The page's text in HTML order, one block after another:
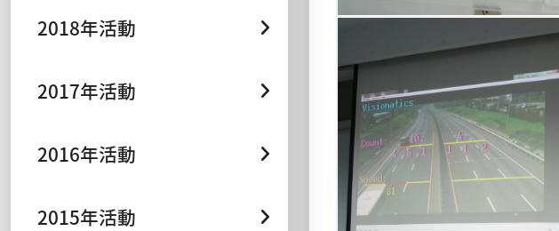
2018年活動
2017年活動
2016年活動
2015年活動